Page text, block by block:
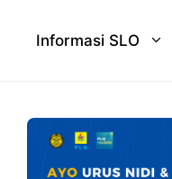
Informasi SLO